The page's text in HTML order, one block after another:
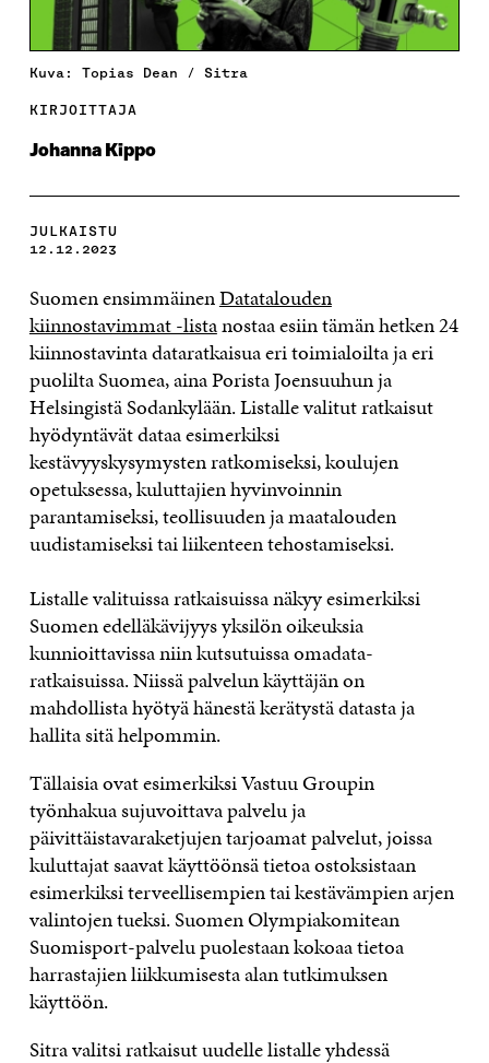
Kuva: Topias Dean / Sitra
KIRJOITTAJA
Johanna Kippo
JULKAISTU
12.12.2023
Suomen ensimmäinenDatatalouden
kiinnostavimmat -listanostaa esiin tämän hetken 24
kiinnostavinta dataratkaisua eri toimialoilta ja eri
puolilta Suomea, aina Porista Joensuuhun ja
Helsingistä Sodankylään. Listalle valitut ratkaisut
hyödyntävät dataa esimerkiksi
kestävyyskysymysten ratkomiseksi, koulujen
opetuksessa, kuluttajien hyvinvoinnin
parantamiseksi, teollisuuden ja maatalouden
uudistamiseksi tai liikenteen tehostamiseksi.
Listalle valituissa ratkaisuissa näkyy esimerkiksi
Suomen edelläkävijyys yksilön oikeuksia
kunnioittavissa niin kutsutuissa omadata-
ratkaisuissa. Niissä palvelun käyttäjän on
mahdollista hyötyä hänestä kerätystä datasta ja
hallita sitä helpommin.
Tällaisia ovat esimerkiksi Vastuu Groupin
työnhakua sujuvoittava palvelu ja
päivittäistavaraketjujen tarjoamat palvelut, joissa
kuluttajat saavat käyttöönsä tietoa ostoksistaan
esimerkiksi terveellisempien tai kestävämpien arjen
valintojen tueksi. Suomen Olympiakomitean
Suomisport-palvelu puolestaan kokoaa tietoa
harrastajien liikkumisesta alan tutkimuksen
käyttöön.
Sitra valitsi ratkaisut uudelle listalle yhdessä